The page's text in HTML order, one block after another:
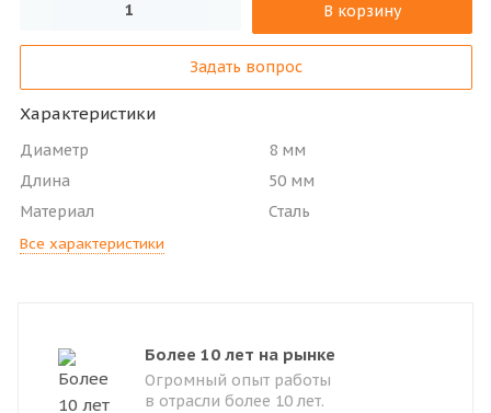
В корзину
Задать вопрос
Характеристики
Диаметр
8 мм
Длина
50 мм
Материал
Сталь
Все характеристики
Более 10 лет на рынке
Огромный опыт работы
в отрасли более 10 лет.